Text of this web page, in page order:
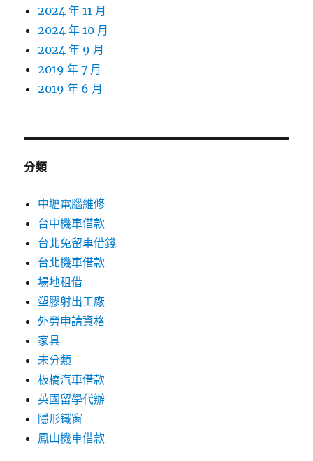
2024 年 11 月
2024 年 10 月
2024 年 9 月
2019 年 7 月
2019 年 6 月
分類
中壢電腦維修
台中機車借款
台北免留車借錢
台北機車借款
場地租借
塑膠射出工廠
外勞申請資格
家具
未分類
板橋汽車借款
英國留學代辦
隱形鐵窗
鳳山機車借款